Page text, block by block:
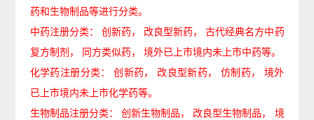
药和生物制品等进行分类。
中药注册分类：
创新药， 改良型新药，
古代经典名方中药
复方制剂，
同方类似药，
境外已上市境内未上市中药等。
化学药注册分类：
创新药， 改良型新药， 仿制药，
境外
已上市境内未上市化学药等。
生物制品注册分类：
创新生物制品， 改良型生物制品，
境